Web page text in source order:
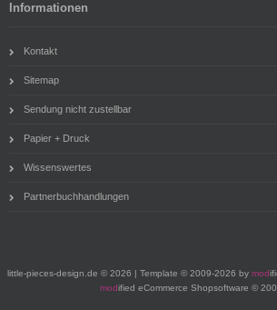
Informationen
Kontakt
Sitemap
Sendung nicht zustellbar
Papier + Druck
Wissenswertes
Partnerbuchhandlungen
little-pieces-design.de © 2026 | Template © 2009-2026 by mod
modified eCommerce Shopsoftware ©